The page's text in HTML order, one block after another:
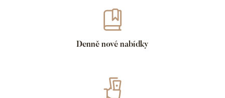
Denně nové nabídky